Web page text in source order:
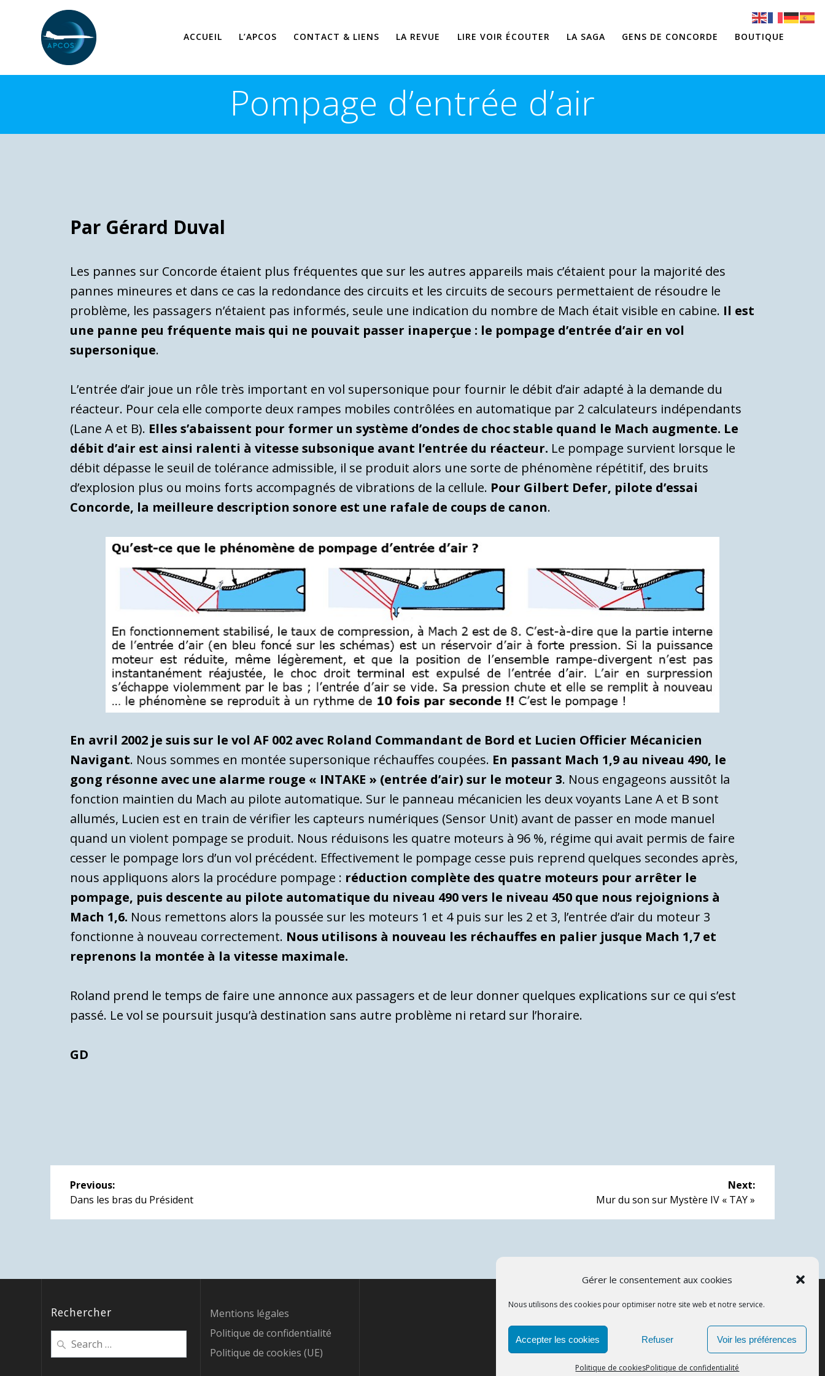
Gérer le consentement aux cookies
Nous utilisons des cookies pour optimiser notre site web et notre service.
Accepter les cookies Refuser Voir les préférences
Politique de cookiesPolitique de confidentialité
ACCUEIL L’APCOS CONTACT & LIENS LA REVUE LIRE VOIR ÉCOUTER LA SAGA GENS DE CONCORDE BOUTIQUE
Pompage d’entrée d’air
Par Gérard Duval
Les pannes sur Concorde étaient plus fréquentes que sur les autres appareils mais c’étaient pour la majorité des
pannes mineures et dans ce cas la redondance des circuits et les circuits de secours permettaient de résoudre le
problème, les passagers n’étaient pas informés, seule une indication du nombre de Mach était visible en cabine. Il est
une panne peu fréquente mais qui ne pouvait passer inaperçue : le pompage d’entrée d’air en vol
supersonique.
L’entrée d’air joue un rôle très important en vol supersonique pour fournir le débit d’air adapté à la demande du
réacteur. Pour cela elle comporte deux rampes mobiles contrôlées en automatique par 2 calculateurs indépendants
(Lane A et B). Elles s’abaissent pour former un système d’ondes de choc stable quand le Mach augmente. Le
débit d’air est ainsi ralenti à vitesse subsonique avant l’entrée du réacteur. Le pompage survient lorsque le
débit dépasse le seuil de tolérance admissible, il se produit alors une sorte de phénomène répétitif, des bruits
d’explosion plus ou moins forts accompagnés de vibrations de la cellule. Pour Gilbert Defer, pilote d’essai
Concorde, la meilleure description sonore est une rafale de coups de canon.
En avril 2002 je suis sur le vol AF 002 avec Roland Commandant de Bord et Lucien Officier Mécanicien
Navigant. Nous sommes en montée supersonique réchauffes coupées. En passant Mach 1,9 au niveau 490, le
gong résonne avec une alarme rouge « INTAKE » (entrée d’air) sur le moteur 3. Nous engageons aussitôt la
fonction maintien du Mach au pilote automatique. Sur le panneau mécanicien les deux voyants Lane A et B sont
allumés, Lucien est en train de vérifier les capteurs numériques (Sensor Unit) avant de passer en mode manuel
quand un violent pompage se produit. Nous réduisons les quatre moteurs à 96 %, régime qui avait permis de faire
cesser le pompage lors d’un vol précédent. Effectivement le pompage cesse puis reprend quelques secondes après,
nous appliquons alors la procédure pompage : réduction complète des quatre moteurs pour arrêter le
pompage, puis descente au pilote automatique du niveau 490 vers le niveau 450 que nous rejoignions à
Mach 1,6. Nous remettons alors la poussée sur les moteurs 1 et 4 puis sur les 2 et 3, l’entrée d’air du moteur 3
fonctionne à nouveau correctement. Nous utilisons à nouveau les réchauffes en palier jusque Mach 1,7 et
reprenons la montée à la vitesse maximale.
Roland prend le temps de faire une annonce aux passagers et de leur donner quelques explications sur ce qui s’est
passé. Le vol se poursuit jusqu’à destination sans autre problème ni retard sur l’horaire.
GD
Navigation
de
Previous:
Previous
Dans les bras du Président
Next:
Next
Mur du son sur Mystère IV « TAY »
Rechercher
Search
for:
Mentions légales
Politique de confidentialité
Politique de cookies (UE)